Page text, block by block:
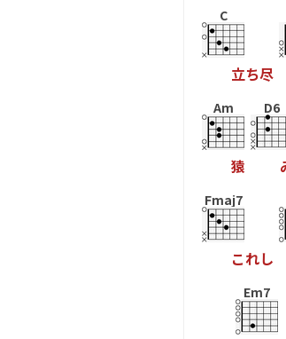
C
立ち尽
Am
猿
D6
Fmaj7
これし
Em7